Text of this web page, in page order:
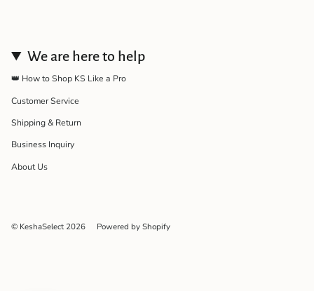
We are here to help
👑 How to Shop KS Like a Pro
Customer Service
Shipping & Return
Business Inquiry
About Us
© KeshaSelect 2026 Powered by Shopify